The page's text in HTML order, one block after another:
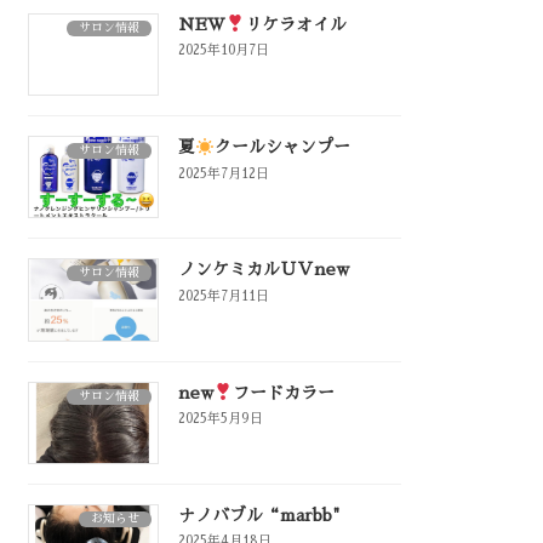
サロン情報 NEW リケラオイル
2025年10月7日
サロン情報 夏 クールシャンプー
2025年7月12日
サロン情報 ノンケミカルＵＶnew
2025年7月11日
サロン情報 new フードカラー
2025年5月9日
お知らせ ナノバブル“marbb"